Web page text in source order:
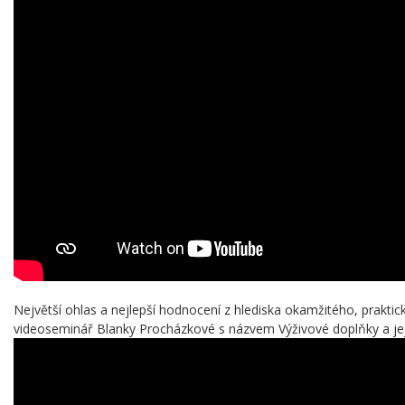
Největší ohlas a nejlepší hodnocení z hlediska okamžitého,
videoseminář Blanky Procházkové s názvem Výživové doplňky a